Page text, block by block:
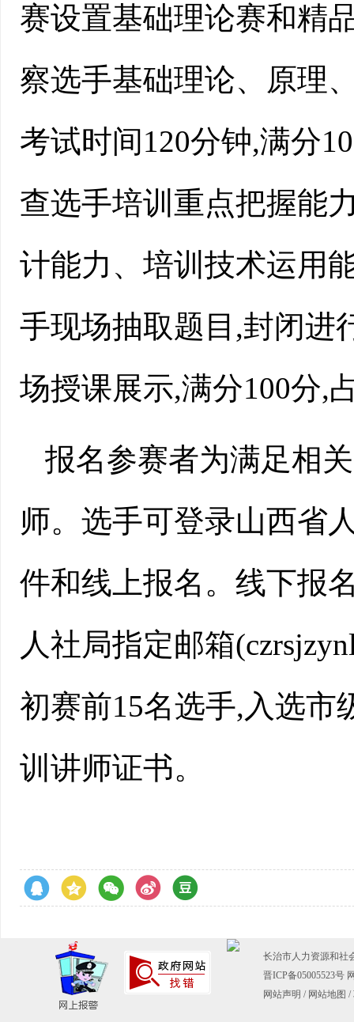
赛设置基础理论赛和精
察选手基础理论、原理
考试时间120分钟,满分
查选手培训重点把握能
计能力、培训技术运用
手现场抽取题目,封闭进
场授课展示,满分100分,
报名参赛者为满足相
师。选手可登录山西省
件和线上报名。线下报
人社局指定邮箱
初赛前15名选手,入选市
训讲师证书。
长治市人力资源和社
晋ICP备05005523号
网站声明 / 网站地图 /